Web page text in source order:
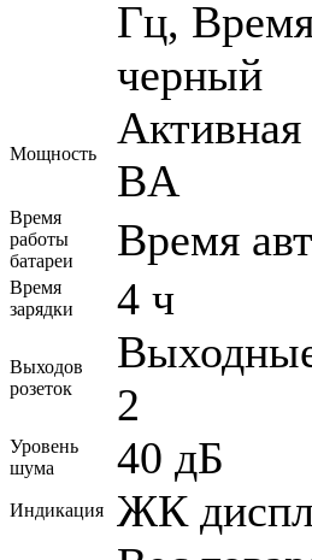
Гц,
черный
Мощность
ВA
Время
работы
батареи
Время
Время
зарядки
4 ч
Выходов
розеток
2
Уровень
шума
40 дБ
Индикация ЖК